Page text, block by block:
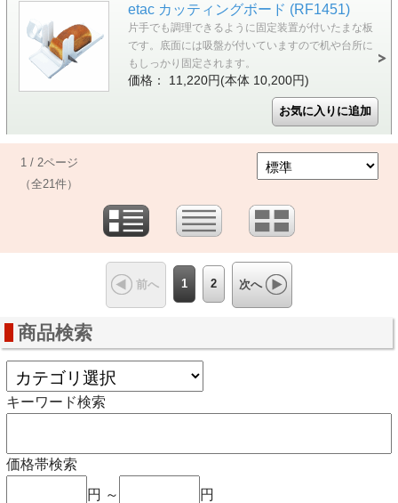
etac カッティングボード (RF1451)
片手でも調理できるように固定装置が付いたまな板
です。底面には吸盤が付いていますので机や台所に
もしっかり固定されます。
価格： 11,220円(本体 10,200円)
1 / 2ページ
（全21件）
前へ 1 2 次へ
商品検索
キーワード検索
価格帯検索
円 ～ 円